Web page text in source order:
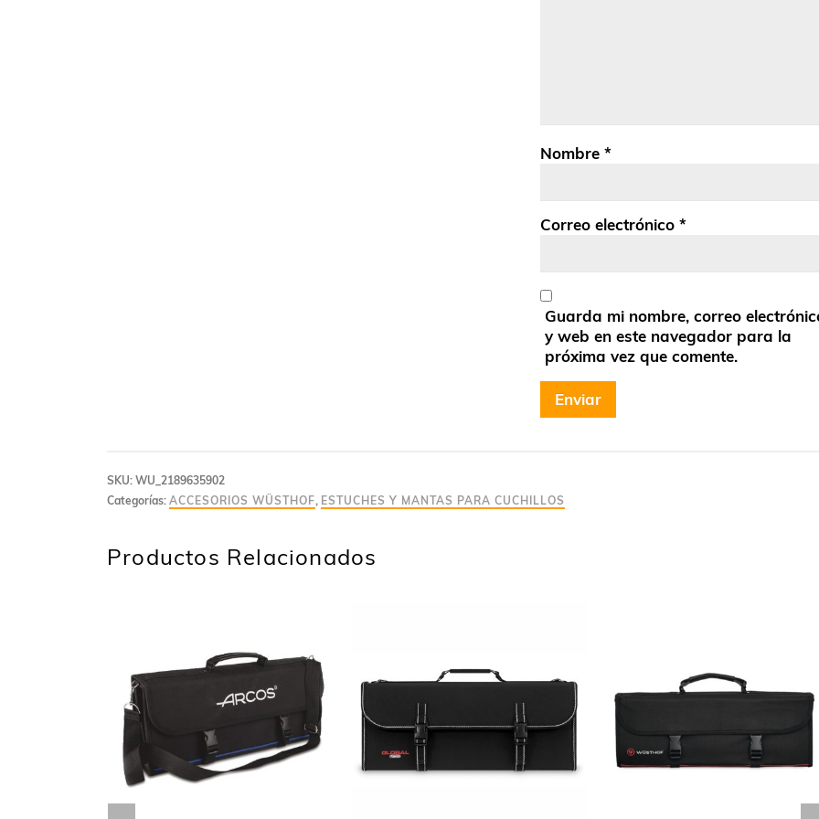
Nombre *
Correo electrónico *
Guarda mi nombre, correo
y web en este navegador para la
próxima vez que comente.
SKU: WU_2189635902
Categorías: ACCESORIOS WÜSTHOF, ESTUCHES Y MANTAS PARA CUCHILLOS
Productos Relacionados